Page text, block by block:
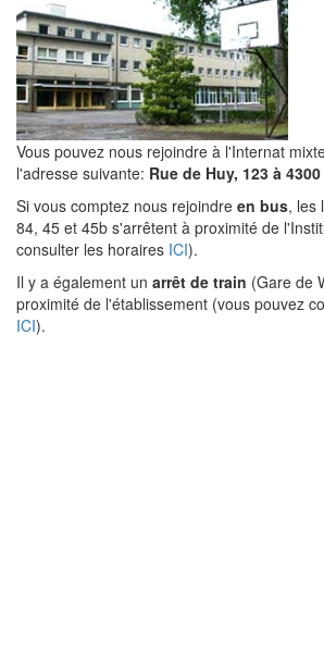
Vous pouvez nous rejoindre à l'Internat
l'adresse suivante: Rue de Huy, 123 à
Si vous comptez nous rejoindre en bus, les
84, 45 et 45b s'arrêtent à proximité de
consulter les horaires ICI).
Il y a également un arrêt de train (Gare de
proximité de l'établissement (vous pouvez
ICI).